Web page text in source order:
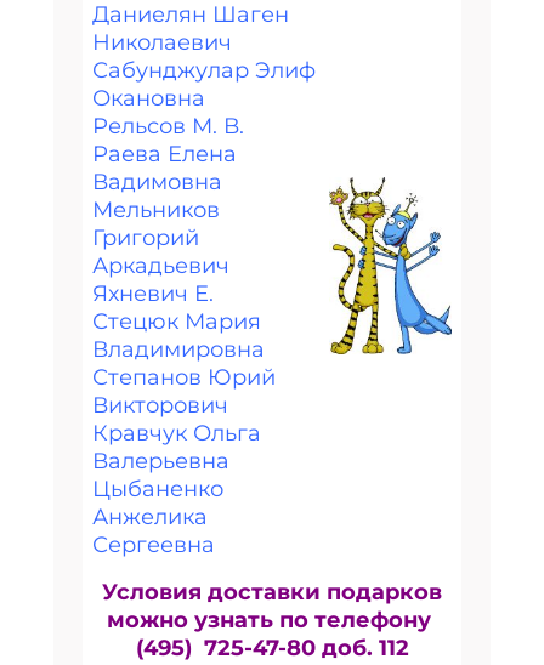
Даниелян Шаген
Николаевич
Сабунджулар Элиф
Окановна
Рельсов М. В.
Раева Елена
Вадимовна
Мельников
Григорий
Аркадьевич
Яхневич Е.
Стецюк Мария
Владимировна
Степанов Юрий
Викторович
Кравчук Ольга
Валерьевна
Цыбаненко
Анжелика
Сергеевна
Условия доставки подарков
можно узнать по телефону
(495) 725-47-80 доб. 112